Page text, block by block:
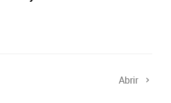
‘A fuego’
Abrir